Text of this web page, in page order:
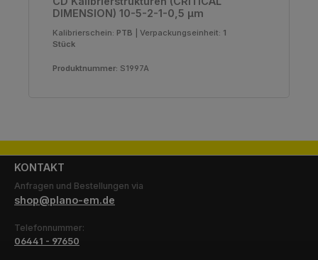
DIMENSION) 10-5-2-1-0,5 µm
Kalibrierschein: PTB Verpackungseinheit: 1
Stück
Produktnummer: S1997A
KONTAKT
Anfragen und Bestellungen via
shop@plano-em.de
Telefonnummer:
06441 - 97650